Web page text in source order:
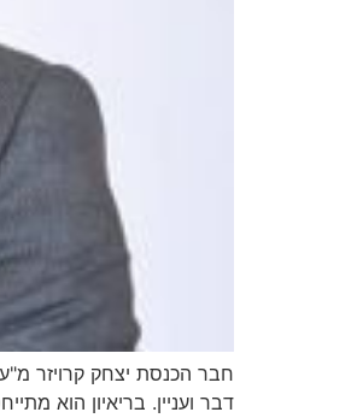
דבר ועניין. בריאיון הוא